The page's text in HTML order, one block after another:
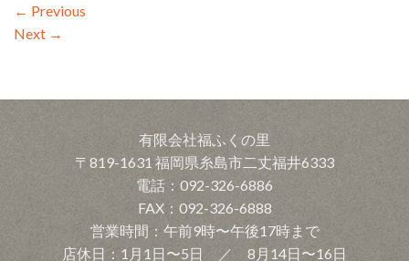
← Previous
Next →
有限会社福ふくの里
〒819-1631 福岡県糸島市二丈福井6333
電話：092-326-6886
FAX：092-326-6888
営業時間：午前9時〜午後17時まで
店休日：1月1日〜5日 ／ 8月14日〜16日